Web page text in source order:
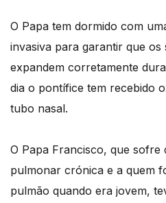
O Papa tem dormido com
invasiva para garantir que os
expandem corretamente
dia o pontífice tem recebido
tubo nasal.
O Papa Francisco, que sofre
pulmonar crónica e a quem
pulmão quando era jovem,